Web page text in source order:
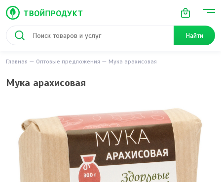
Найти
Главная Оптовые предложения Мука арахисовая
Мука арахисовая